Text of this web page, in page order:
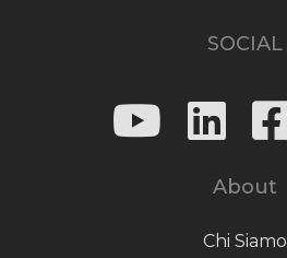
SOCIAL
About
Chi Siamo